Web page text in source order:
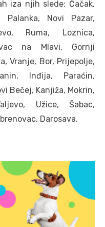
iza njih slede: Čačak,
Palanka, Novi Pazar,
Ruma, Loznica,
na Mlavi, Gornji
Vranje, Bor, Prijepolje,
Inđija, Paraćin,
Bečej, Kanjiža, Mokrin,
Užice, Šabac,
Darosava.